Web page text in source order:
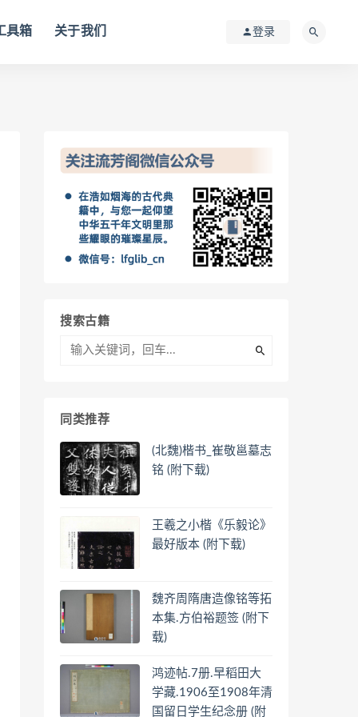
具箱 关于我们 登录
搜索古籍
同类推荐
(北魏)楷书_崔敬邕墓志
铭 (附下载)
王羲之小楷《乐毅论》
最好版本 (附下载)
魏齐周隋唐造像铭等拓
本集.方伯裕题签 (附下
载)
鸿迹帖.7册.早稻田大
学藏.1906至1908年清
国留日学生纪念册 (附